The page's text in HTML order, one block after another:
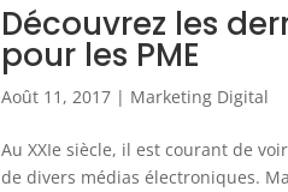
Découvrez les
pour les PME
Août 11, 2017 | Marketing Digital
Au XXIe siècle, il est courant de
de divers médias électroniques.